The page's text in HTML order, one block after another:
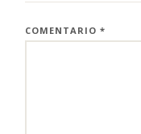
COMENTARIO*